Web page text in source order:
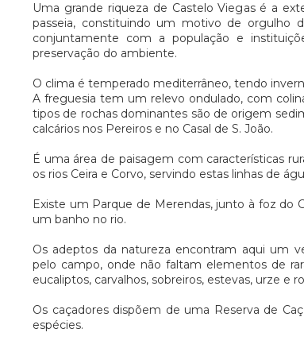
Uma grande riqueza de Castelo Viegas é a
passeia, constituindo um motivo de orgulho
conjuntamente com a população e
preservação do ambiente.
O clima é temperado mediterrâneo, tendo
A freguesia tem um relevo ondulado, com
tipos de rochas dominantes são de origem
calcários nos Pereiros e no Casal de S. João.
É uma área de paisagem com características
os rios Ceira e Corvo, servindo estas linhas de
Existe um Parque de Merendas, junto à foz do
um banho no rio.
Os adeptos da natureza encontram aqui um
pelo campo, onde não faltam elementos de
eucaliptos, carvalhos, sobreiros, estevas, urze e
Os caçadores dispõem de uma Reserva de
espécies.